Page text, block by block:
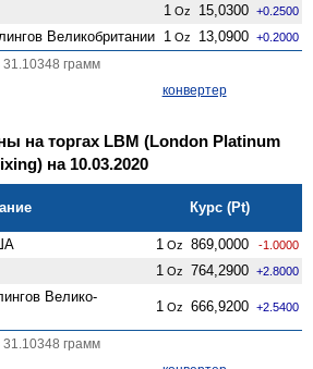
1 Oz 15,0300 +0.2500
Велико­британии 1 Oz 13,0900 +0.2000
31.10348 грамм
конвертер
на торгах LBM (London Platinum
на 10.03.2020
Курс (Pt)
1 Oz 869,0000 -1.0000
1 Oz 764,2900 +2.8000
Велико­
1 Oz 666,9200 +2.5400
31.10348 грамм